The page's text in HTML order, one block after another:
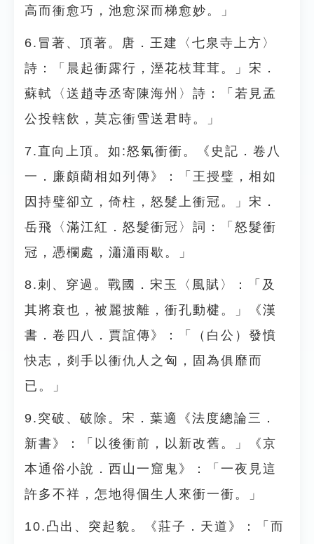
高而衝愈巧，池愈深而梯愈妙。」
6.冒著、頂著。唐．王建〈七泉寺上方〉
詩：「晨起衝露行，溼花枝茸茸。」宋．
蘇軾〈送趙寺丞寄陳海州〉詩：「若見孟
公投轄飲，莫忘衝雪送君時。」
7.直向上頂。如:怒氣衝衝。《史記．卷八
一．廉頗藺相如列傳》：「王授璧，相如
因持璧卻立，倚柱，怒髮上衝冠。」宋．
岳飛〈滿江紅．怒髮衝冠〉詞：「怒髮衝
冠，憑欄處，瀟瀟雨歇。」
8.刺、穿過。戰國．宋玉〈風賦〉：「及
其將衰也，被麗披離，衝孔動楗。」《漢
書．卷四八．賈誼傳》：「（白公）發憤
快志，剡手以衝仇人之匈，固為俱靡而
已。」
9.突破、破除。宋．葉適《法度總論三．
新書》：「以後衝前，以新改舊。」《京
本通俗小說．西山一窟鬼》：「一夜見這
許多不祥，怎地得個生人來衝一衝。」
10.凸出、突起貌。《莊子．天道》：「而